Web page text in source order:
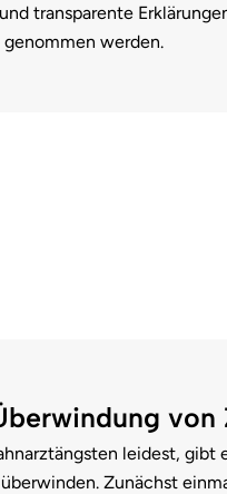
transparente
werden.
von
leidest, gibt
Zunächst